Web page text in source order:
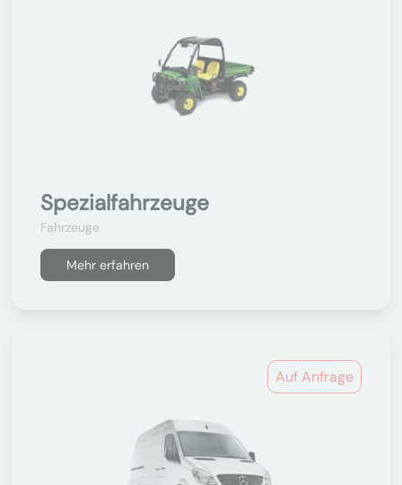
Spezialfahrzeuge
Fahrzeuge
Mehr erfahren
Auf Anfrage